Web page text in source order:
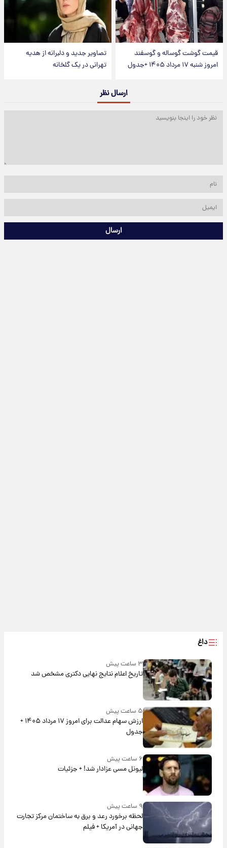
قیمت گوشت گوساله و گوسفند
امروز شنبه ۱۷ مرداد ۱۴۰۵ +جدول
تصاویر جدید و دلبرانه از هدیه
تهرانی در یک گلخانه
ارسال نظر
ارسال
داغ
۳ ساعت پیش
تاریخ اعلام نتایج نهایی دکتری مشخص شد
۵ ساعت پیش
ارزش سهام عدالت برای امروز ۱۷ مرداد ۱۴۰۵ +
جدول
۶ ساعت پیش
لیونل مسی عزادار شد! + جزئیات
۹ ساعت پیش
لحظه برخورد رعد و برق به ساختمان مرکز تجارت
جهانی در آمریکا + فیلم